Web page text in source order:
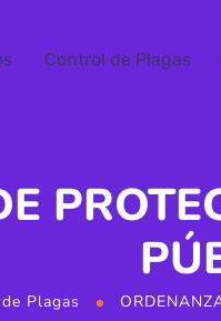
Control de Plagas
Plagas